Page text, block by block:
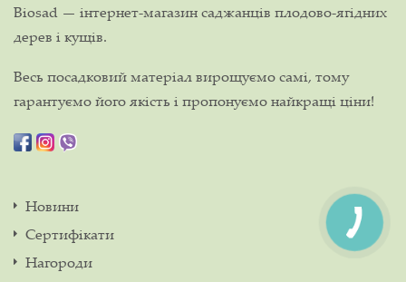
Biosad — інтернет-магазин саджанців плодово-ягідних
дерев і кущів.
Весь посадковий матеріал вирощуємо самі, тому
гарантуємо його якість і пропонуємо найкращі ціни!
Новини
Сертифікати
Нагороди